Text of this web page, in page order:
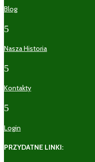
Blog
5
Nasza Historia
5
Kontakty
5
Login
PRZYDATNE LINKI: